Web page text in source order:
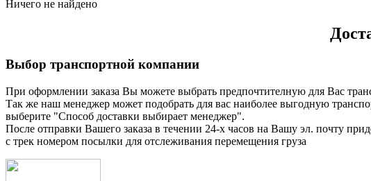
Ничего не найдено
Выбор транспортной компании
При оформлении заказа Вы можете выбрать предпочтителную для Вас
Так же наш менеджер может подобрать для вас наиболее выгодную
выберите "Способ доставки выбирает менеджер".
После отправки Вашего заказа в течении 24-х часов на Вашу эл. почту
с трек номером посылки для отслеживания перемещения груза